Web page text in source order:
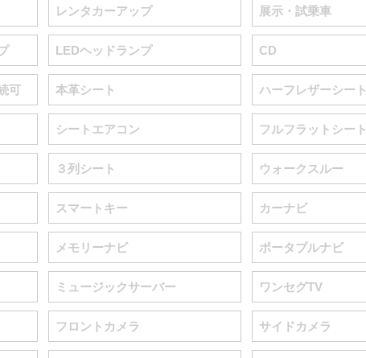
レンタカーアップ 展示・試乗車
LEDヘッドランプ CD
可 本革シート ハーフレザーシート
シートエアコン フルフラットシート
３列シート ウォークスルー
スマートキー カーナビ
メモリーナビ ポータブルナビ
ミュージックサーバー ワンセグTV
フロントカメラ サイドカメラ